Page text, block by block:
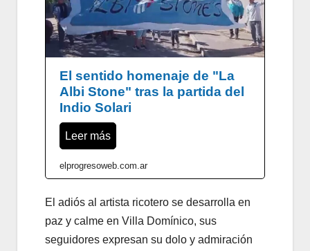
El sentido homenaje de "La
Albi Stone" tras la partida del
Indio Solari
Leer más
elprogresoweb.com.ar
El adiós al artista ricotero se desarrolla en
paz y calme en Villa Domínico, sus
seguidores expresan su dolo y admiración